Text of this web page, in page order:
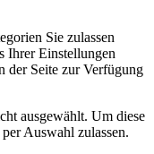
Sie zulassen
Ihrer Einstellungen
der Seite zur Verfügung
ausgewählt. Um diese
Auswahl zulassen.